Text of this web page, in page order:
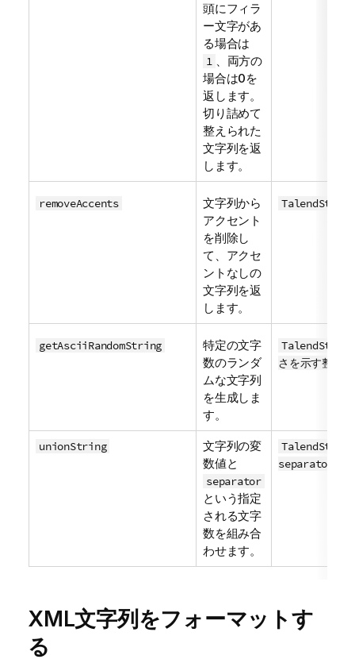
頭にフィラ
ー文字があ
る場合は
1 、両方の
場合は0を
返します。
切り詰めて
整えられた
文字列を返
します。
removeAccents
文字列から
アクセント
を削除し
て、アクセ
ントなしの
文字列を返
します。
getAsciiRandomString
特定の文字
数のランダ
ムな文字列
を生成しま
す。
さを示す整数)
unionString
文字列の変
数値と
separator
という指定
される文字
数を組み合
わせます。
XML文字列をフォーマットす
る